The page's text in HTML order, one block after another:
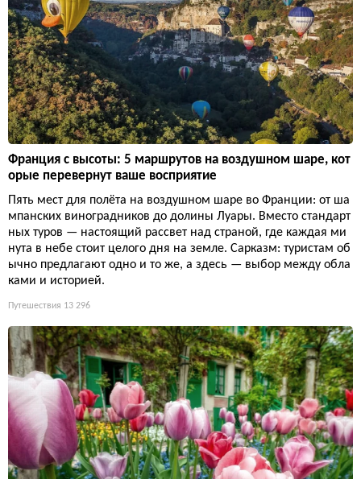
Франция с высоты: 5 маршрутов на воздушном шаре, кот
орые перевернут ваше восприятие
Пять мест для полёта на воздушном шаре во Франции: от ша
мпанских виноградников до долины Луары. Вместо стандарт
ных туров — настоящий рассвет над страной, где каждая ми
нута в небе стоит целого дня на земле. Сарказм: туристам об
ычно предлагают одно и то же, а здесь — выбор между обла
ками и историей.
Путешествия 13 296